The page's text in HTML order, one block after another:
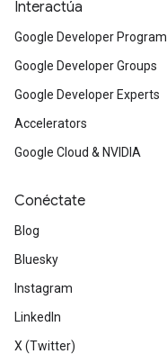
Interactúa
Google Developer Program
Google Developer Groups
Google Developer Experts
Accelerators
Google Cloud & NVIDIA
Conéctate
Blog
Bluesky
Instagram
LinkedIn
X (Twitter)